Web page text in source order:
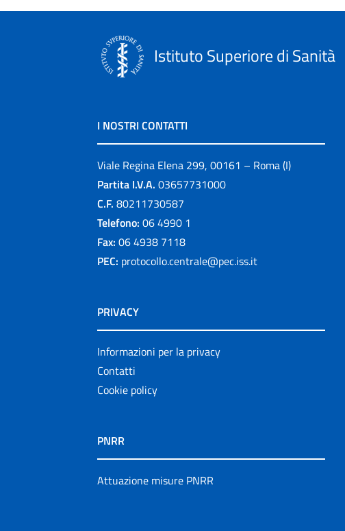
Istituto Superiore di Sanità
I NOSTRI CONTATTI
Viale Regina Elena 299, 00161 – Roma (I)
Partita I.V.A. 03657731000
C.F. 80211730587
Telefono: 06 4990 1
Fax: 06 4938 7118
PEC: protocollo.centrale@pec.iss.it
PRIVACY
Informazioni per la privacy
Contatti
Cookie policy
PNRR
Attuazione misure PNRR